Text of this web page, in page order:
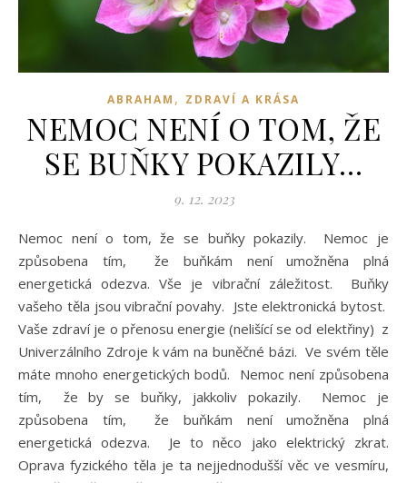
ABRAHAM , ZDRAVÍ A KRÁSA
NEMOC NENÍ O TOM, ŽE
SE BUŇKY POKAZILY…
9. 12. 2023
Nemoc není o tom, že se buňky pokazily. Nemoc je
způsobena tím, že buňkám není umožněna plná
energetická odezva. Vše je vibrační záležitost. Buňky
vašeho těla jsou vibrační povahy. Jste elektronická bytost.
Vaše zdraví je o přenosu energie (nelišící se od elektřiny) z
Univerzálního Zdroje k vám na buněčné bázi. Ve svém těle
máte mnoho energetických bodů. Nemoc není způsobena
tím, že by se buňky, jakkoliv pokazily. Nemoc je
způsobena tím, že buňkám není umožněna plná
energetická odezva. Je to něco jako elektrický zkrat.
Oprava fyzického těla je ta nejjednodušší věc ve vesmíru,